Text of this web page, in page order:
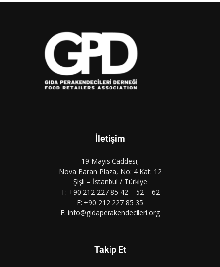
İletişim
19 Mayıs Caddesi,
Nova Baran Plaza, No: 4 Kat: 12
Şişli – İstanbul / Türkiye
T: +90 212 227 85 42 – 52 – 62
F: +90 212 227 85 35
E: info@gidaperakendecileri.org
Takip Et